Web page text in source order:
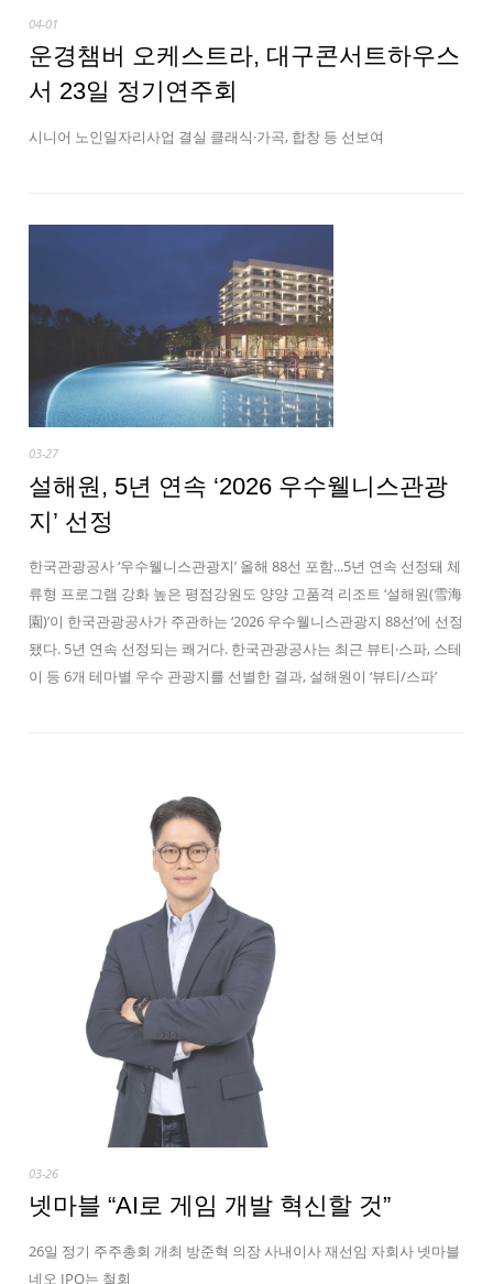
04-01
운경챔버 오케스트라, 대구콘서트하우스
서 23일 정기연주회
시니어 노인일자리사업 결실 클래식·가곡, 합창 등 선보여
03-27
설해원, 5년 연속 ‘2026 우수웰니스관광
지’ 선정
한국관광공사 ‘우수웰니스관광지’ 올해 88선 포함...5년 연속 선정돼 체
류형 프로그램 강화 높은 평점강원도 양양 고품격 리조트 ‘설해원(雪海
園)’이 한국관광공사가 주관하는 ‘2026 우수웰니스관광지 88선’에 선정
됐다. 5년 연속 선정되는 쾌거다. 한국관광공사는 최근 뷰티·스파, 스테
이 등 6개 테마별 우수 관광지를 선별한 결과, 설해원이 ‘뷰티/스파’
03-26
넷마블 “AI로 게임 개발 혁신할 것”
26일 정기 주주총회 개최 방준혁 의장 사내이사 재선임 자회사 넷마블
네오 IPO는 철회